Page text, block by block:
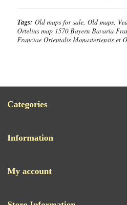
Tags: Old maps for sale, Old maps,
Ortelius map 1570 Bayern Bavaria
Franciae Orientalis Monasteriensis et
Categories
Information
My account